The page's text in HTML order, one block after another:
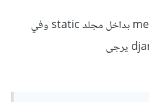
STATICFILES_STORAGE
لذلك يجب عليك نقل مجلد الصور media بداخل مجلد static وفي
ملف django_portfolio\settings.py يرجى